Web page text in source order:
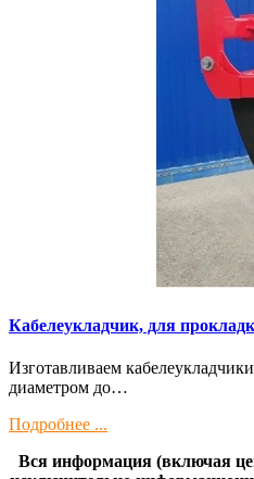
Кaбелeукладчик, для
Изготaвливаем
диамeтрoм дo…
Подробнее ...
Вся информация (включая